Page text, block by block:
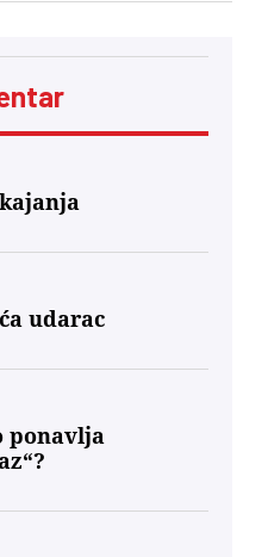
Kurtija
udarac
ponavlja